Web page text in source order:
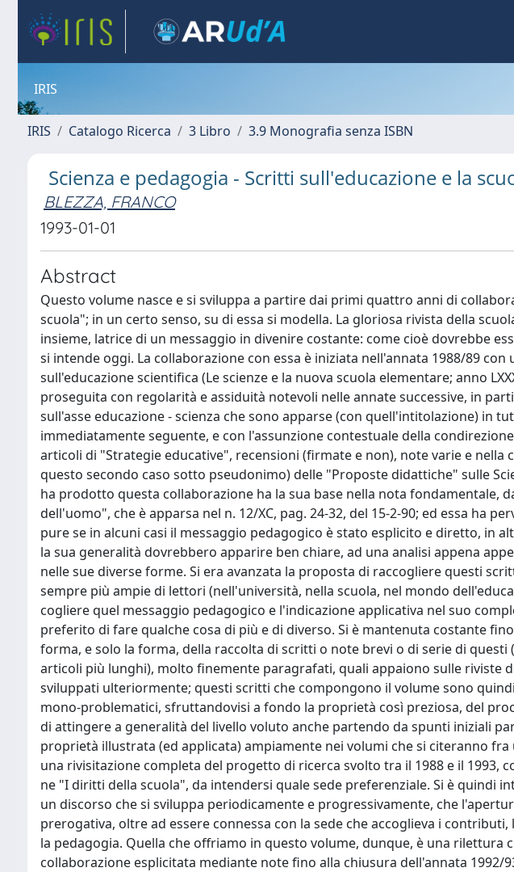
IRIS
IRIS Catalogo Ricerca 3 Libro 3.9 Monografia senza ISBN
Scienza e pedagogia - Scritti sull'educazione e la
BLEZZA, FRANCO
1993-01-01
Abstract
Questo volume nasce e si sviluppa a partire dai primi quattro anni di
scuola"; in un certo senso, su di essa si modella. La gloriosa rivista della
insieme, latrice di un messaggio in divenire costante: come cioè dovrebbe
si intende oggi. La collaborazione con essa è iniziata nell'annata 1988/89
sull'educazione scientifica (Le scienze e la nuova scuola elementare; anno
proseguita con regolarità e assiduità notevoli nelle annate successive, in
sull'asse educazione - scienza che sono apparse (con quell'intitolazione) in
immediatamente seguente, e con l'assunzione contestuale della
articoli di "Strategie educative", recensioni (firmate e non), note varie e nella
questo secondo caso sotto pseudonimo) delle "Proposte didattiche" sulle
ha prodotto questa collaborazione ha la sua base nella nota fondamentale,
dell'uomo", che è apparsa nel n. 12/XC, pag. 24-32, del 15-2-90; ed essa ha
pure se in alcuni casi il messaggio pedagogico è stato esplicito e diretto, in
la sua generalità dovrebbero apparire ben chiare, ad una analisi appena
nelle sue diverse forme. Si era avanzata la proposta di raccogliere questi
sempre più ampie di lettori (nell'università, nella scuola, nel mondo
cogliere quel messaggio pedagogico e l'indicazione applicativa nel suo
preferito di fare qualche cosa di più e di diverso. Si è mantenuta costante
forma, e solo la forma, della raccolta di scritti o note brevi o di serie di
articoli più lunghi), molto finemente paragrafati, quali appaiono sulle riviste
sviluppati ulteriormente; questi scritti che compongono il volume sono
mono-problematici, sfruttandovisi a fondo la proprietà così preziosa, del
di attingere a generalità del livello voluto anche partendo da spunti iniziali
proprietà illustrata (ed applicata) ampiamente nei volumi che si citeranno
una rivisitazione completa del progetto di ricerca svolto tra il 1988 e il 1993,
ne "I diritti della scuola", da intendersi quale sede preferenziale. Si è quindi
un discorso che si sviluppa periodicamente e progressivamente, che
prerogativa, oltre ad essere connessa con la sede che accoglieva i
la pedagogia. Quella che offriamo in questo volume, dunque, è una
collaborazione esplicitata mediante note fino alla chiusura dell'annata 1992/